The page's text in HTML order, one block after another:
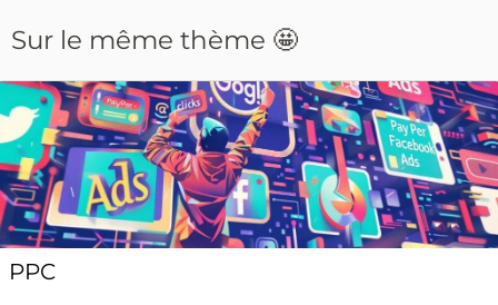
Sur le même thème 🤩
PPC